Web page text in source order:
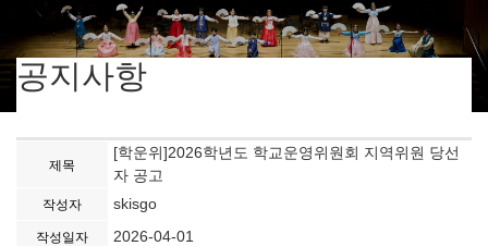
공지사항
제목
[학운위]2026학년도 학교운영위원회 지역위원 당선
자 공고
작성자 skisgo
작성일자 2026-04-01